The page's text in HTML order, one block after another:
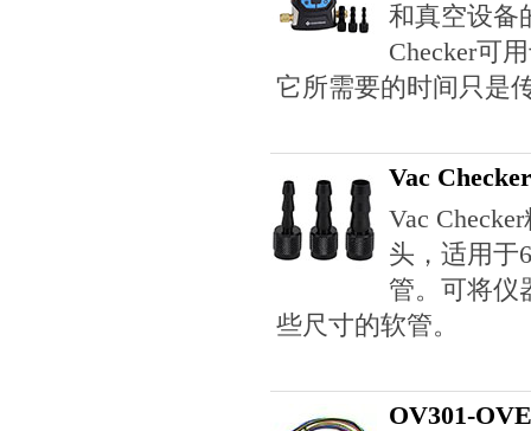
和真空设备
Checker可
它所需要的时间只是
Vac
Vac
头，适用于
管。可将仪
些尺寸的软管。
OV301-